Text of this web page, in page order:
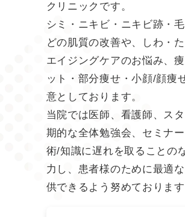
クリニックです。
シミ・ニキビ・ニキビ跡・
どの肌質の改善や、しわ・
エイジングケアのお悩み、
ット・部分痩せ・小顔/顔痩
意としております。
当院では医師、看護師、ス
期的な全体勉強会、セミナ
術/知識に遅れを取ることの
力し、患者様のために最適
供できるよう努めております